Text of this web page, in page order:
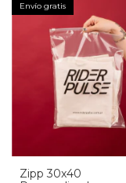
Envío gratis
Zipp 30x40